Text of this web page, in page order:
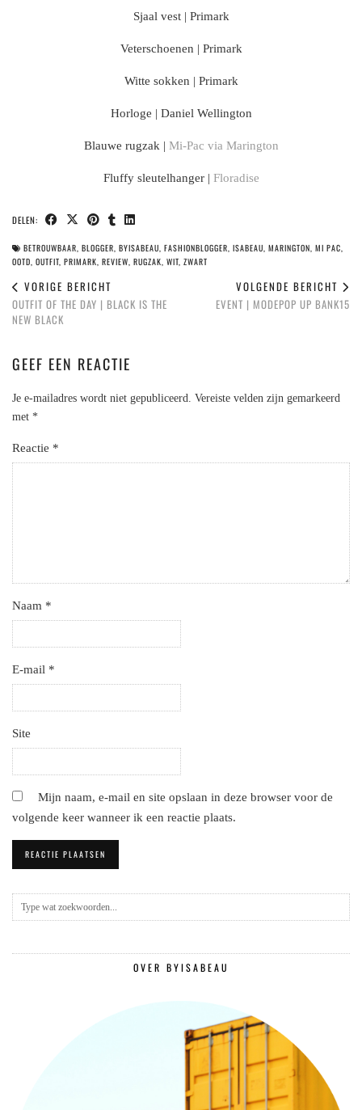
Sjaal vest | Primark
Veterschoenen | Primark
Witte sokken | Primark
Horloge | Daniel Wellington
Blauwe rugzak | Mi-Pac via Marington
Fluffy sleutelhanger | Floradise
DELEN:
BETROUWBAAR, BLOGGER, BYISABEAU, FASHIONBLOGGER, ISABEAU, MARINGTON, MI PAC,
OOTD, OUTFIT, PRIMARK, REVIEW, RUGZAK, WIT, ZWART
VORIGE BERICHT
OUTFIT OF THE DAY | BLACK IS THE
NEW BLACK
VOLGENDE BERICHT
EVENT | MODEPOP UP BANK15
GEEF EEN REACTIE
Je e-mailadres wordt niet gepubliceerd. Vereiste velden zijn gemarkeerd
met *
Reactie *
Naam *
E-mail *
Site
Mijn naam, e-mail en site opslaan in deze browser voor de
volgende keer wanneer ik een reactie plaats.
OVER BYISABEAU